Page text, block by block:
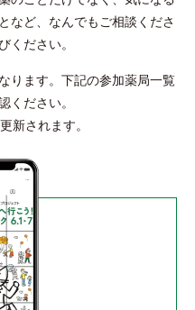
など、なんでもご相談くださ
ください。
ります。下記の参加薬局一覧
ください。
新されます。